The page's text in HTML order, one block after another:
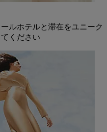
ルホテルと滞在をユニーク
ください